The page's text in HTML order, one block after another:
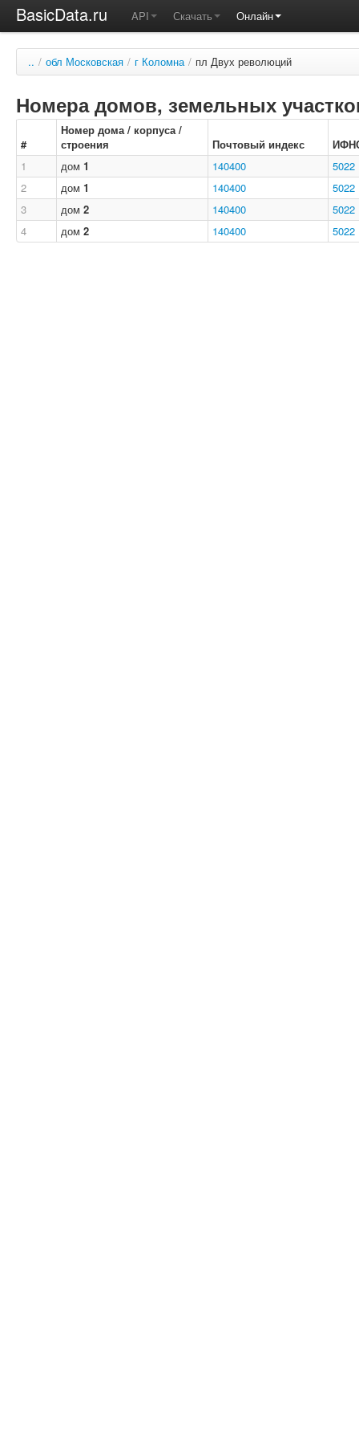
BasicData.ru API Скачать Онлайн
.. / обл Московская / г Коломна / пл Двух революций
Номера домов, земельных
#
Номер дома / корпуса /
строения
Почтовый индекс
1
дом 1 140400
5022
2
дом 1 140400
5022
3
дом 2 140400
5022
4
дом 2 140400 5022